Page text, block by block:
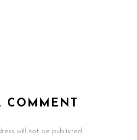
COMMENT
will not be published.